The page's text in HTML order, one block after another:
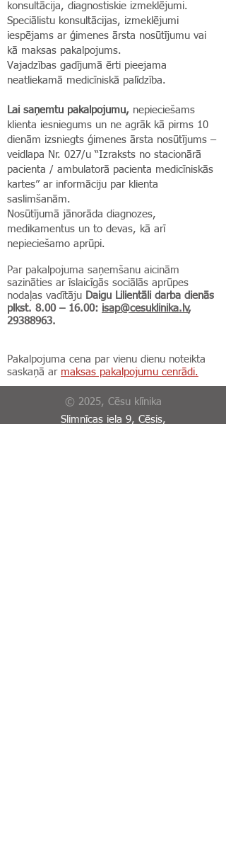
konsultācija, diagnostiskie izmeklējumi.
Speciālistu konsultācijas, izmeklējumi
iespējams ar ģimenes ārsta nosūtījumu vai
kā maksas pakalpojums.
Vajadzības gadījumā ērti pieejama
neatliekamā medicīniskā palīdzība.
Lai saņemtu pakalpojumu, nepieciešams
klienta iesniegums un ne agrāk kā pirms 10
dienām izsniegts ģimenes ārsta nosūtījums –
veidlapa Nr. 027/u “Izraksts no stacionārā
pacienta / ambulatorā pacienta medicīniskās
kartes” ar informāciju par klienta
saslimšanām.
Nosūtījumā jānorāda diagnozes,
medikamentus un to devas, kā arī
nepieciešamo aprūpi.
Par pakalpojuma saņemšanu aicinām
sazināties ar īslaicīgās sociālās aprūpes
nodaļas vadītāju Daigu Lilientāli darba dienās
plkst. 8.00 – 16.00: isap@cesuklinika.lv,
29388963.
Pakalpojuma cena par vienu dienu noteikta
saskaņā ar maksas pakalpojumu cenrādi.
© 2025, Cēsu klīnika
Slimnīcas iela 9, Cēsis,